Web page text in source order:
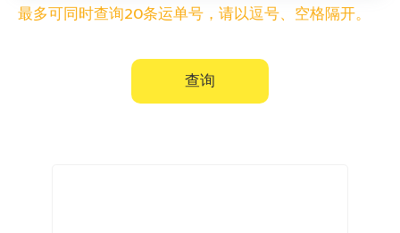
最多可同时查询20条运单号，请以逗号、空格隔开。
查询